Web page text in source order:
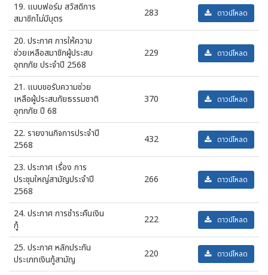
19. แบบฟอร์ม สวัสดิการ
สมาชิกไม่มีบุตร
283 ดาวน์โหลด
20. ประกาศ การให้ความ
ช่วยเหลือสมาชิกผู้ประสบ
อุทกภัย ประจำปี 2568
229 ดาวน์โหลด
21. แบบขอรับความช่วย
เหลือผู้ประสบภัยธรรมชาติ
อุทกภัย ปี 68
370 ดาวน์โหลด
22. รายงานกิจการประจำปี
2568
432 ดาวน์โหลด
23. ประกาศ เรื่อง การ
ประชุมใหญ่สามัญประจำปี
2568
266 ดาวน์โหลด
24. ประกาศ การชำระคืนเงิน
กู้
222 ดาวน์โหลด
25. ประกาศ หลักประกัน
ประเภทเงินกู้สามัญ
220 ดาวน์โหลด